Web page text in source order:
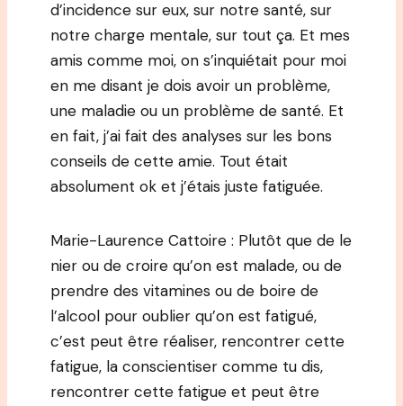
d’incidence sur eux, sur notre santé, sur
notre charge mentale, sur tout ça. Et mes
amis comme moi, on s’inquiétait pour moi
en me disant je dois avoir un problème,
une maladie ou un problème de santé. Et
en fait, j’ai fait des analyses sur les bons
conseils de cette amie. Tout était
absolument ok et j’étais juste fatiguée.
Marie-Laurence Cattoire : Plutôt que de le
nier ou de croire qu’on est malade, ou de
prendre des vitamines ou de boire de
l’alcool pour oublier qu’on est fatigué,
c’est peut être réaliser, rencontrer cette
fatigue, la conscientiser comme tu dis,
rencontrer cette fatigue et peut être